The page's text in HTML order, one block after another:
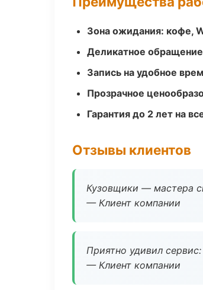
Зона ожидания: кофе,
Деликатное
Запись на удобное
Прозрачное
Гарантия до 2 лет на
Отзывы клиентов
Кузовщики — мастера
— Клиент компании
Приятно удивил
— Клиент компании